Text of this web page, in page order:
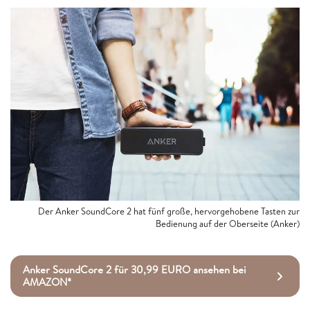
Der Anker SoundCore 2 hat fünf große, hervorgehobene Tasten zur
Bedienung auf der Oberseite (Anker)
Anker SoundCore 2 für 30,99 EURO ansehen bei
AMAZON*